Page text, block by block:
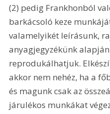
(2) pedig Frankhonból
barkácsoló keze
valamelyikét leírásunk,
anyagjegyzékünk
reprodukálhatjuk.
akkor nem nehéz, ha a
és magunk csak az
járulékos munkákat